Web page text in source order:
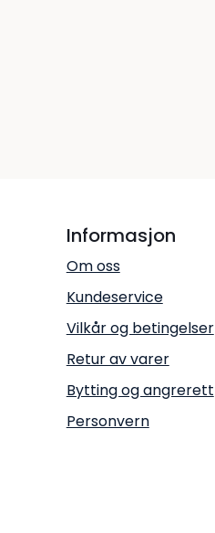
Informasjon
Om oss
Kundeservice
Vilkår og betingelser
Retur av varer
Bytting og angrerett
Personvern